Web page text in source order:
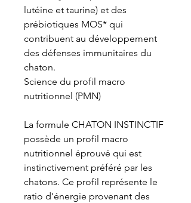
lutéine et taurine) et des
prébiotiques MOS* qui
contribuent au développement
des défenses immunitaires du
chaton.
Science du profil macro
nutritionnel (PMN)
La formule CHATON INSTINCTIF
possède un profil macro
nutritionnel éprouvé qui est
instinctivement préféré par les
chatons. Ce profil représente le
ratio d’énergie provenant des